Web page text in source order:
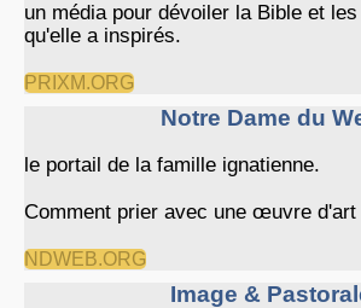
un média pour dévoiler la Bible et
qu'elle a inspirés.
PRIXM.ORG
Notre Dame du
le portail de la famille ignatienne.
Comment prier avec une œuvre d'art
NDWEB.ORG
Image &